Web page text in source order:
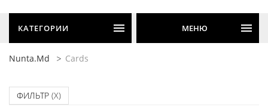
КАТЕГОРИИ МЕНЮ
Nunta.md Cards
ФИЛЬТР (X)